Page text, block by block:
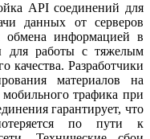
API соединений для
данных от серверов
обмена информацией в
для работы с тяжелым
качества. Разработчики
материалов на
мобильного трафика при
гарантирует, что
по пути к